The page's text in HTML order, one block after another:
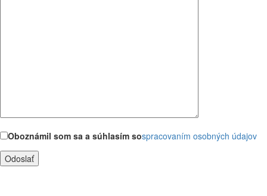
Oboznámil som sa a súhlasím sospracovaním osobných údajov